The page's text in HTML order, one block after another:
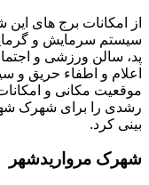
از امکانات برج های
سیستم سرمایش و
پد، سالن ورزشی و
اعلام و اطفاء حریق و
موقعیت مکانی و
بینی کرد.
شهرک مرواریدشهر